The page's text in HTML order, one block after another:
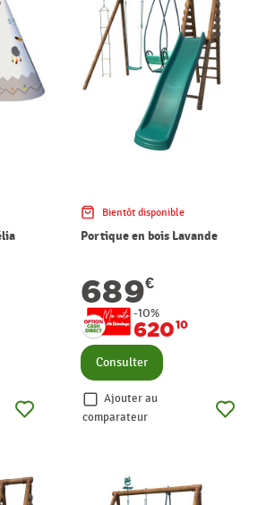
Bientôt disponible
Portique en bois Lavande
689€
-10%
62010
Consulter
Ajouter au
comparateur